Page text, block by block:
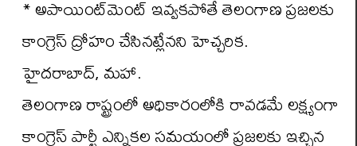
* అపాయింట్‌మెంట్ ఇవ్వకపోతే తెలంగాణ ప్రజలకు
కాంగ్రెస్ ద్రోహం చేసినట్లేనని హెచ్చరిక.
హైదరాబాద్, మహా.
తెలంగాణ రాష్ట్రంలో అధికారంలోకి రావడమే లక్ష్యంగా
కాంగ్రెస్ పార్టీ ఎన్నికల సమయంలో ప్రజలకు ఇచ్చిన